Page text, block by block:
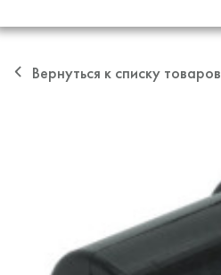
Вернуться к списку товаров